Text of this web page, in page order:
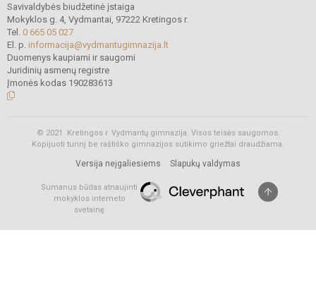
Savivaldybės biudžetinė įstaiga
Mokyklos g. 4, Vydmantai, 97222 Kretingos r.
Tel. 0 665 05 027
El. p. informacija@vydmantugimnazija.lt
Duomenys kaupiami ir saugomi
Juridinių asmenų registre
Įmonės kodas 190283613
© 2021. Kretingos r. Vydmantų gimnazija. Visos teisės saugomos.
Kopijuoti turinį be raštiško gimnazijos sutikimo griežtai draudžiama.
Versija neįgaliesiems Slapukų valdymas
Sumanus būdas atnaujinti
mokyklos interneto
svetainę